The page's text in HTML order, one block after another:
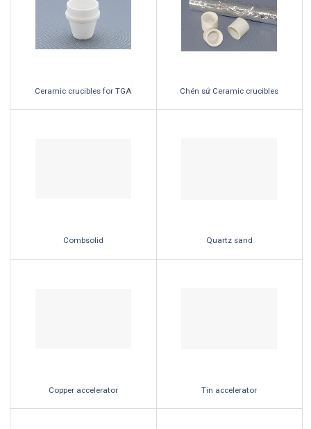
Ceramic crucibles for TGA Chén sứ Ceramic crucibles
Combsolid Quartz sand
Copper accelerator Tin accelerator